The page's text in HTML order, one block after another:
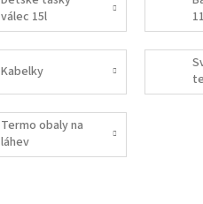
válec 15l
Kabelky
Termo obaly na
láhev